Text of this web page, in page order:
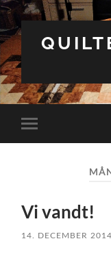
mobile
Vi vandt!
14. DECEMBER 2014